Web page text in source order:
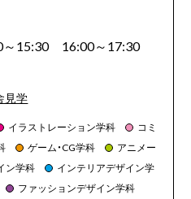
15:30 16:00～17:30
見学
イラストレーション学科
コミ
ゲーム・CG学科
アニメー
ン学科
インテリアデザイン学
ファッションデザイン学科